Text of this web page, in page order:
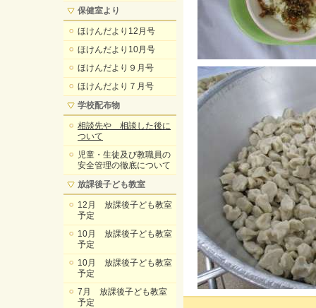
保健室より
ほけんだより12月号
ほけんだより10月号
ほけんだより９月号
ほけんだより７月号
学校配布物
相談先や 相談した後に
ついて
児童・生徒及び教職員の
安全管理の徹底について
放課後子ども教室
12月 放課後子ども教室
予定
10月 放課後子ども教室
予定
10月 放課後子ども教室
予定
7月 放課後子ども教室
予定